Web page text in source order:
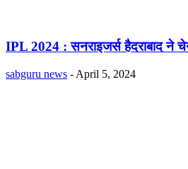
IPL 2024 : सनराइजर्स हैदराबाद ने
sabguru news - April 5, 2024